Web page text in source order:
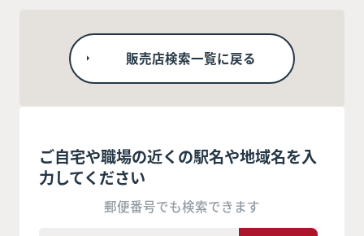
販売店検索一覧に戻る
ご自宅や職場の近くの駅名や地域名を入
力してください
郵便番号でも検索できます